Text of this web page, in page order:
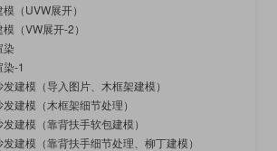
（UVW展开）
（VW展开-2）
染
-1
建模（导入图片、木框架建模）
建模（木框架细节处理）
建模（靠背扶手软包建模）
建模（靠背扶手细节处理、柳丁建模）